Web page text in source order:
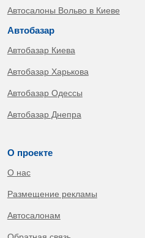
Автосалоны Вольво в Киеве
Автобазар
Автобазар Киева
Автобазар Харькова
Автобазар Одессы
Автобазар Днепра
О проекте
О нас
Размещение рекламы
Автосалонам